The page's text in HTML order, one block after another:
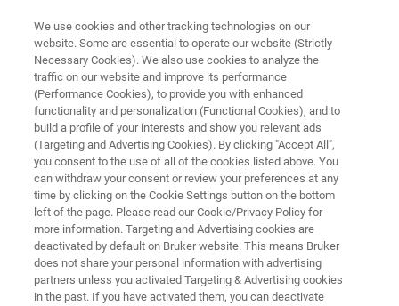
原子間力顕微鏡
Dimension FastScan Bio
大型試料向け高速スキャンAFM
We use cookies and other tracking technologies on our
website. Some are essential to operate our website (Strictly
Necessary Cookies). We also use cookies to analyze the
traffic on our website and improve its performance
(Performance Cookies), to provide you with enhanced
functionality and personalization (Functional Cookies), and to
build a profile of your interests and show you relevant ads
(Targeting and Advertising Cookies). By clicking "Accept All",
you consent to the use of all of the cookies listed above. You
can withdraw your consent or review your preferences at any
time by clicking on the Cookie Settings button on the bottom
left of the page. Please read our Cookie/Privacy Policy for
more information. Targeting and Advertising cookies are
deactivated by default on Bruker website. This means Bruker
does not share your personal information with advertising
partners unless you activated Targeting & Advertising cookies
in the past. If you have activated them, you can deactivate